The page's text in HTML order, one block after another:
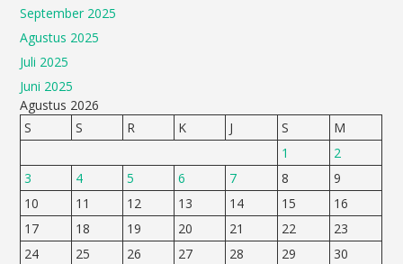
September 2025
Agustus 2025
Juli 2025
Juni 2025
Agustus 2026
S
S R K J S
M
1
2
3
4 5 6 7 8
9
10
11 12 13 14 15
16
17
18 19 20 21 22
23
24
25 26 27 28 29
30